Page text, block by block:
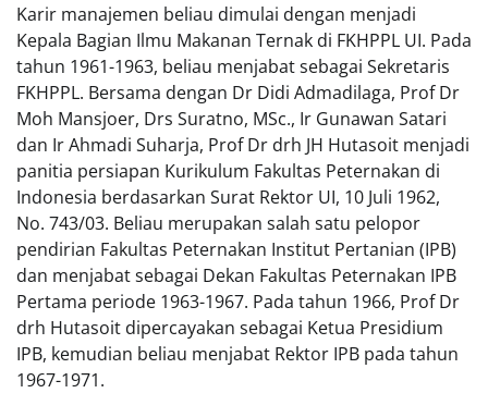
Karir manajemen beliau dimulai dengan menjadi
Kepala Bagian Ilmu Makanan Ternak di FKHPPL UI. Pada
tahun 1961-1963, beliau menjabat sebagai Sekretaris
FKHPPL. Bersama dengan Dr Didi Admadilaga, Prof Dr
Moh Mansjoer, Drs Suratno, MSc., Ir Gunawan Satari
dan Ir Ahmadi Suharja, Prof Dr drh JH Hutasoit menjadi
panitia persiapan Kurikulum Fakultas Peternakan di
Indonesia berdasarkan Surat Rektor UI, 10 Juli 1962,
No. 743/03. Beliau merupakan salah satu pelopor
pendirian Fakultas Peternakan Institut Pertanian (IPB)
dan menjabat sebagai Dekan Fakultas Peternakan IPB
Pertama periode 1963-1967. Pada tahun 1966, Prof Dr
drh Hutasoit dipercayakan sebagai Ketua Presidium
IPB, kemudian beliau menjabat Rektor IPB pada tahun
1967-1971.